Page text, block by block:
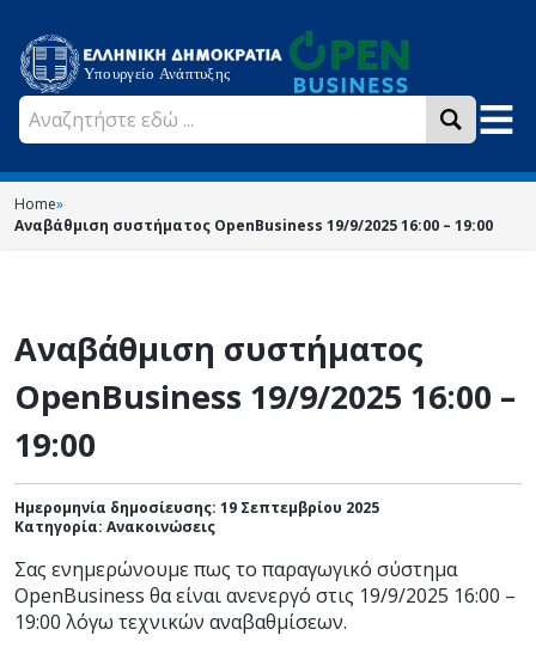
Home»
Αναβάθμιση συστήματος OpenBusiness 19/9/2025 16:00 – 19:00
Αναβάθμιση συστήματος
OpenBusiness 19/9/2025 16:00 –
19:00
Ημερομηνία δημοσίευσης: 19 Σεπτεμβρίου 2025
Κατηγορία: Ανακοινώσεις
Σας ενημερώνουμε πως το παραγωγικό σύστημα
OpenBusiness θα είναι ανενεργό στις 19/9/2025 16:00 –
19:00 λόγω τεχνικών αναβαθμίσεων.